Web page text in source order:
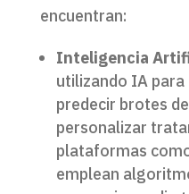
encuentran:
Inteligencia
utilizando IA para
predecir brotes
personalizar
plataformas
emplean